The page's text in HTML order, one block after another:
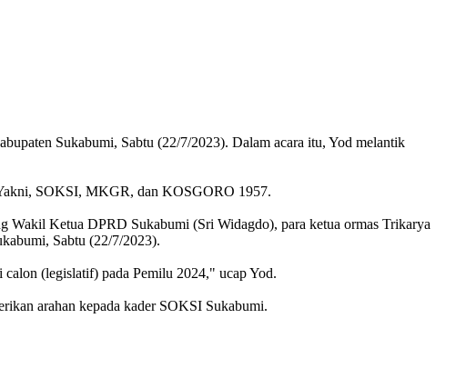
Sukabumi, Sabtu (22/7/2023). Dalam acara itu, Yod melantik
SOKSI, MKGR, dan KOSGORO 1957.
Wakil Ketua DPRD Sukabumi (Sri Widagdo), para ketua ormas Trikarya
Sabtu (22/7/2023).
(legislatif) pada Pemilu 2024," ucap Yod.
arahan kepada kader SOKSI Sukabumi.